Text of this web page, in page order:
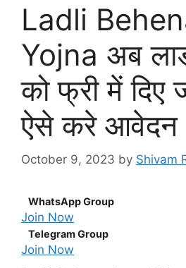
Ladli
Yojna अब
को फ्री में दिए
ऐसे करे
October 9, 2023 by Shivam
WhatsApp Group
Join Now
Telegram Group
Join Now